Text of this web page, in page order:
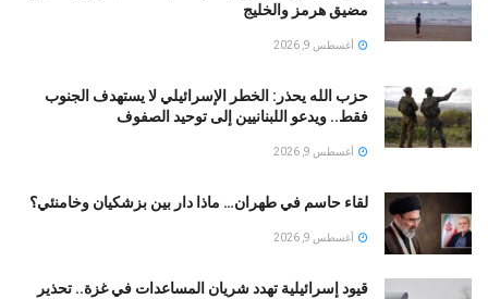
مضيق هرمز والخليج
أغسطس 9, 2026
حزب الله يحذر: الخطر الإسرائيلي لا يستهدف الجنوب
فقط.. ويدعو اللبنانيين إلى توحيد الصفوف
أغسطس 9, 2026
لقاء حاسم في طهران… ماذا دار بين بزشكيان وخامنئي؟
أغسطس 9, 2026
قيود إسرائيلية تهدد شريان المساعدات في غزة.. تحذير